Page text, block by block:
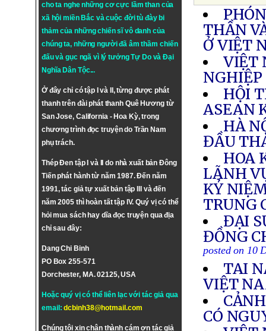
cho ta nghe những cơ cực lầm than của
xã hội miền Bắc và cuộc đời tù đày bi
thảm của những chiến sĩ vô danh của
chúng ta, những người đã âm thầm chiến
đấu và gục ngã vì lý tưởngTự DovàĐại
Nghĩa Dân Tộc...
Ở đây chỉ có tập I và II, từng được phát
thanh trên đài phát thanh Quê Hương từ
San Jose, California - Hoa Kỳ, trong
chương trình đọc truyện do Trần Nam
phụ trách.
Thép Đen tập I và II do nhà xuất bản Đông
Tiến phát hành từ năm 1987. Đến năm
1991, tác giả tự xuất bản tập III và đến
năm 2005 thì hoàn tất tập IV. Quý vị có thể
hỏi mua sách hay dĩa đọc truyện qua địa
chỉ sau đây:
Dang Chi Binh
PO Box 255-571
Dorchester, MA. 02125, USA
Hoặc quý vị có thể liên lạc với tác giả qua
email:dcbinh38@hotmail.com
Chúng tôi xin chân thành cám ơn tác giả
THẦN
Ở VIỆT
VIỆT
NGHIỆP
HỘI
ASEAN
HÀ
ĐẦU
HOA
LÃNH
KỶ
TRUNG
ĐẠI
ĐỒNG
posted on 10
TAI
VIỆT
CÓ